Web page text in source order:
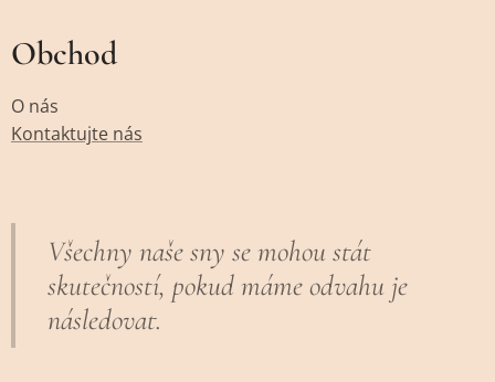
Obchod
O nás
Kontaktujte nás
Všechny naše sny se mohou stát
skutečností, pokud máme odvahu je
následovat.